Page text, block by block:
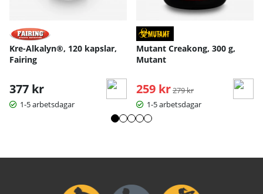
Kre-Alkalyn®, 120 kapslar,
Fairing
377 kr
1-5 arbetsdagar
Mutant Creakong, 300 g,
Mutant
259 kr Ordinarie pris:
279 kr
1-5 arbetsdagar